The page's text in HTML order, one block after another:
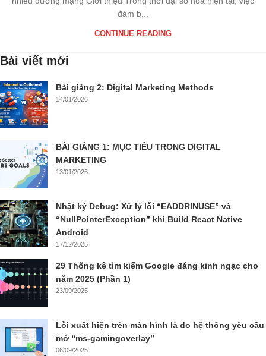
đảm b...
CONTINUE READING
Bài viết mới
Bài giảng 2: Digital Marketing Methods
14/01/2026
BÀI GIẢNG 1: MỤC TIÊU TRONG DIGITAL
MARKETING
13/01/2026
Nhật ký Debug: Xử lý lỗi “EADDRINUSE” và
“NullPointerException” khi Build React Native
Android
17/12/2025
29 Thống kê tìm kiếm Google đáng kinh ngạc cho
năm 2025 (Phần 1)
23/09/2025
Lỗi xuất hiện trên màn hình là do hệ thống yêu cầu
mở “ms-gamingoverlay”
06/09/2025